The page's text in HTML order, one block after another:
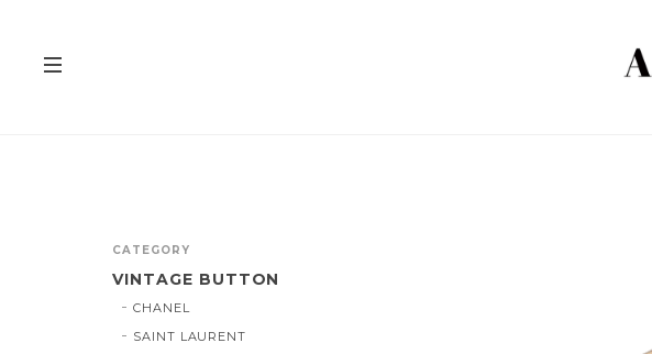
CATEGORY
VINTAGE BUTTON
CHANEL
SAINT LAURENT